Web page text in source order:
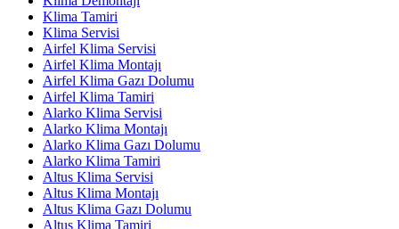
Klima Tamiri
Klima Servisi
Airfel Klima Servisi
Airfel Klima Montajı
Airfel Klima Gazı Dolumu
Airfel Klima Tamiri
Alarko Klima Servisi
Alarko Klima Montajı
Alarko Klima Gazı Dolumu
Alarko Klima Tamiri
Altus Klima Servisi
Altus Klima Montajı
Altus Klima Gazı Dolumu
Altus Klima Tamiri